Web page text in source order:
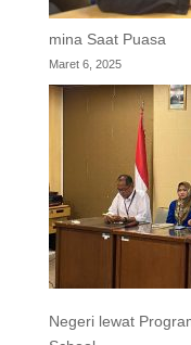
mina Saat Puasa
Maret 6, 2025
Negeri lewat